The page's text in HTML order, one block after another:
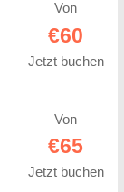
Von
€60
Jetzt buchen
Von
€65
Jetzt buchen